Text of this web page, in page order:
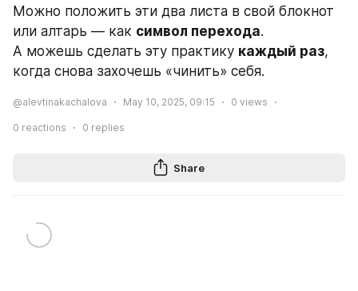
Можно положить эти два листа в свой блокнот
или алтарь — как символ перехода.
А можешь сделать эту практику каждый раз,
когда снова захочешь «чинить» себя.
@alevtinakachalova May 10, 2025, 09:15 0 views
0 reactions 0 replies
Share